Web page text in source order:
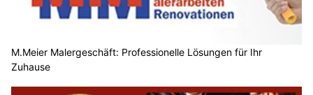
M.Meier Malergeschäft: Professionelle Lösungen für Ihr
Zuhause